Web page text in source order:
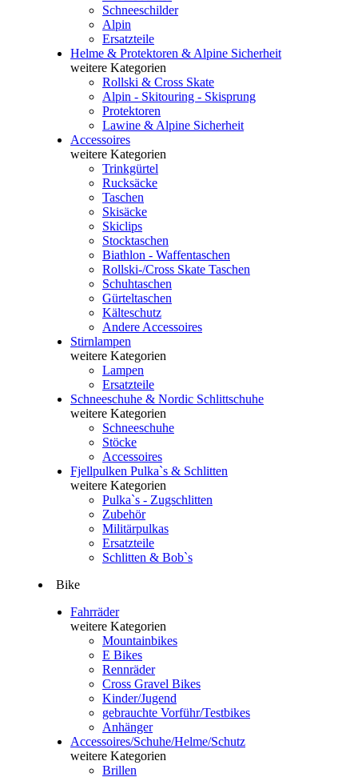
Schneeschilder
Alpin
Ersatzteile
Helme & Protektoren & Alpine Sicherheit
weitere Kategorien
Rollski & Cross Skate
Alpin - Skitouring - Skisprung
Protektoren
Lawine & Alpine Sicherheit
Accessoires
weitere Kategorien
Trinkgürtel
Rucksäcke
Taschen
Skisäcke
Skiclips
Stocktaschen
Biathlon - Waffentaschen
Rollski-/Cross Skate Taschen
Schuhtaschen
Gürteltaschen
Kälteschutz
Andere Accessoires
Stirnlampen
weitere Kategorien
Lampen
Ersatzteile
Schneeschuhe & Nordic Schlittschuhe
weitere Kategorien
Schneeschuhe
Stöcke
Accessoires
Fjellpulken Pulka`s & Schlitten
weitere Kategorien
Pulka`s - Zugschlitten
Zubehör
Militärpulkas
Ersatzteile
Schlitten & Bob`s
Bike
Fahrräder
weitere Kategorien
Mountainbikes
E Bikes
Rennräder
Cross Gravel Bikes
Kinder/Jugend
gebrauchte Vorführ/Testbikes
Anhänger
Accessoires/Schuhe/Helme/Schutz
weitere Kategorien
Brillen